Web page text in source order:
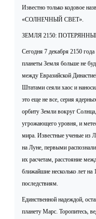
Известно только кодовое
«СОЛНЕЧНЫЙ СВЕТ».
ЗЕМЛЯ 2150:
Сегодня 7 декабря 2150
планеты Земля больше не
между Евразийской
Штатами сеяли хаос и
это еще не все, серия
орбиту Земли вокруг
угрожающего уровня, и
мира. Известные ученые из
на Луне, первыми
их расчетам, расстояние
ближайшие несколько лет
последствиям.
Единственной надеждой,
планету Марс. Торопитесь,